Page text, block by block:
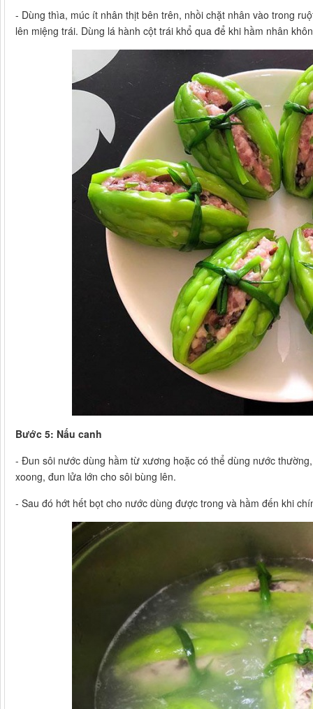
- Dùng thìa, múc ít nhân thịt bên trên, nhồi chặt nhân vào trong
lên miệng trái. Dùng lá hành cột trái khổ qua để khi hầm nhân
Bước 5: Nấu canh
- Đun sôi nước dùng hầm từ xương hoặc có thể dùng nước
xoong, đun lửa lớn cho sôi bùng lên.
- Sau đó hớt hết bọt cho nước dùng được trong và hầm đến khi